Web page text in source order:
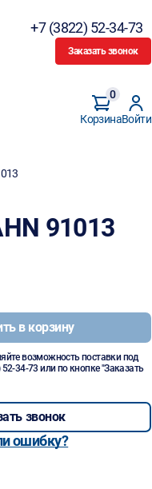
+7 (3822) 52-34-73
Заказать звонок
Корзина
0
Войти
91013
в корзину
возможность поставки под
52-34-73 или по кнопке "Заказать
звонок
ошибку?